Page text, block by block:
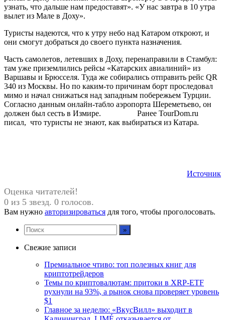
узнать, что дальше нам предоставят». «У нас завтра в 10 утра
вылет из Мале в Доху».
Туристы надеются, что к утру небо над Катаром откроют, и
они смогут добраться до своего пункта назначения.
Часть самолетов, летевших в Доху, перенаправили в Стамбул:
там уже приземлились рейсы «Катарских авиалиний» из
Варшавы и Брюсселя. Туда же собирались отправить рейс QR
340 из Москвы. Но по каким-то причинам борт проследовал
мимо и начал снижаться над западным побережьем Турции.
Согласно данным онлайн-табло аэропорта Шереметьево, он
должен был сесть в Измире. Ранее TourDom.ru
писал, что туристы не знают, как выбираться из Катара.
Источник
Оценка читателей!
0 из 5 звезд. 0 голосов.
Вам нужно авторизироваться для того, чтобы проголосовать.
Свежие записи
Премиальное чтиво: топ полезных книг для
криптотрейдеров
Темы по криптовалютам: притоки в XRP-ETF
рухнули на 93%, а рынок снова проверяет уровень
$1
Главное за неделю: «ВкусВилл» выходит в